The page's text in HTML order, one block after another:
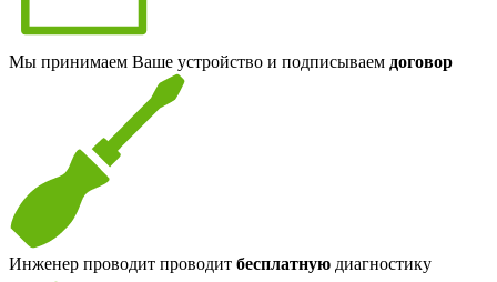
Мы принимаем Ваше устройство и подписываем договор
Инженер проводит проводит бесплатную диагностику